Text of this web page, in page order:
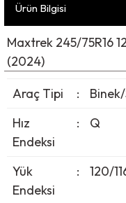
Ürün Bilgisi
Maxtrek 245/75R16
(2024)
Araç Tipi
:
Hız
Endeksi
: Q
Yük
Endeksi
: 120/